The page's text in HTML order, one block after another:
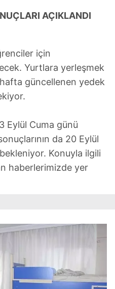
AÇIKLANDI
için
Yurtlara yerleşmek
güncellenen yedek
Eylül Cuma günü
da 20 Eylül
Konuyla ilgili
haberlerimizde yer